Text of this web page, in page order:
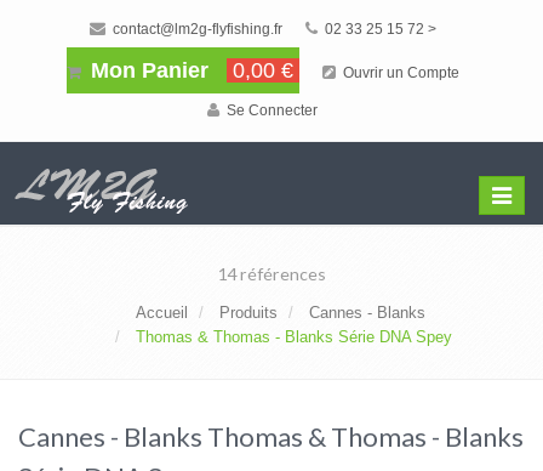
contact@lm2g-flyfishing.fr 02 33 25 15 72 >
Mon Panier 0,00 € Ouvrir un Compte
Se Connecter
Menu
14 références
Accueil Produits
Cannes - Blanks
Thomas & Thomas - Blanks Série DNA Spey
Cannes - Blanks Thomas & Thomas - Blanks